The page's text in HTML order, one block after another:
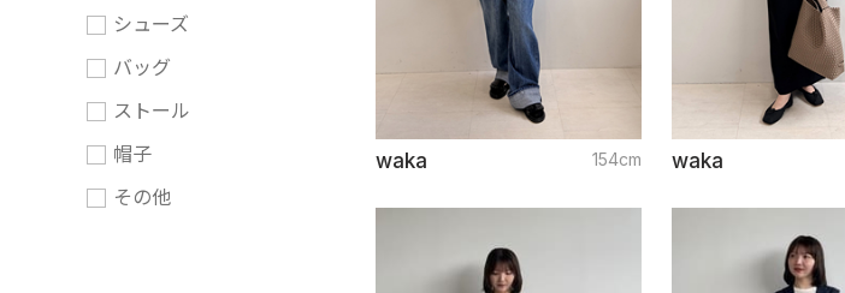
シューズ
バッグ
ストール
帽子
その他
waka 154cm waka